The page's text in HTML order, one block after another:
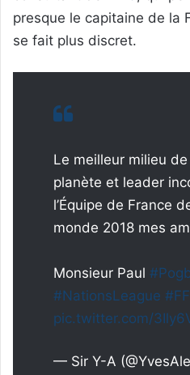
presque le capitaine de la
se fait plus discret.
Le meilleur milieu
planète et leader
l’Équipe de France
monde 2018 mes
Monsieur Paul
#NationsLeague
pic.twitter.com/
— Sir Y-A